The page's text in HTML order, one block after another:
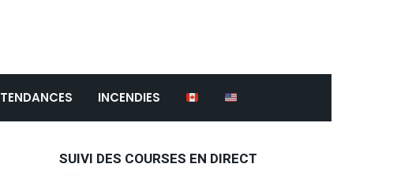
TENDANCES INCENDIES
SUIVI DES COURSES EN DIRECT